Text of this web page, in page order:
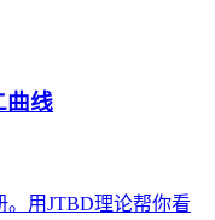
曲线
。用JTBD理论帮你看